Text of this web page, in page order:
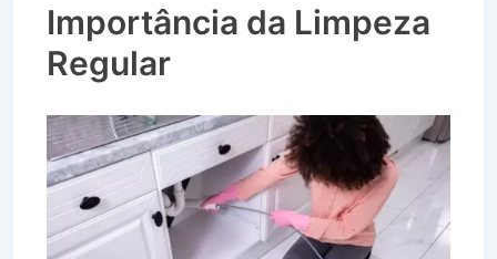
Importância da Limpeza
Regular